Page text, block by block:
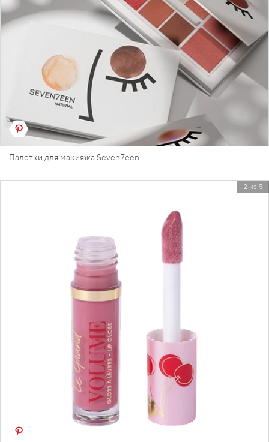
Палетки для макияжа Seven7een
2 из 5